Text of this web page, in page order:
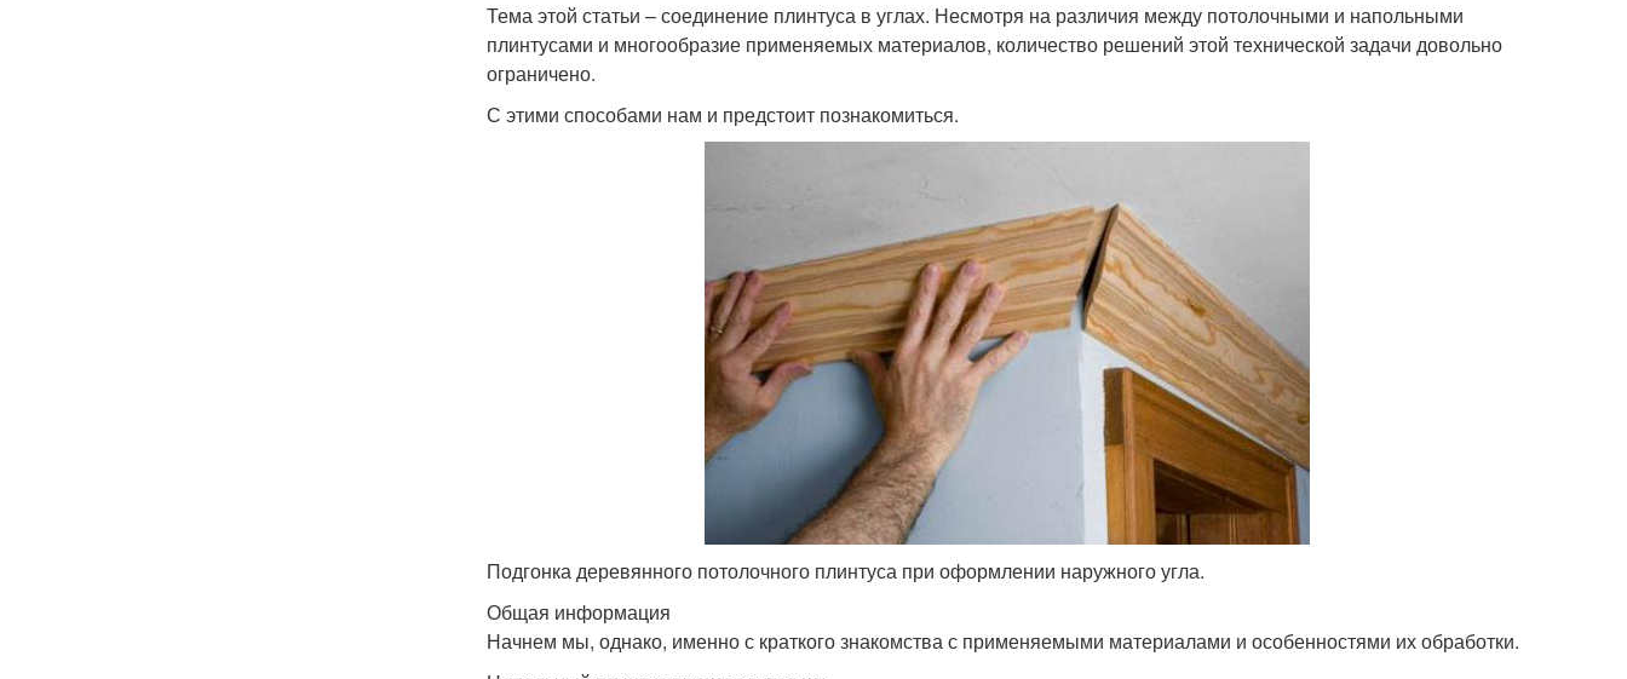
Тема этой статьи – соединение плинтуса в углах. Несмотря на различия между потолочными и напольными
плинтусами и многообразие применяемых материалов, количество решений этой технической задачи довольно
ограничено.
С этими способами нам и предстоит познакомиться.
Подгонка деревянного потолочного плинтуса при оформлении наружного угла.
Общая информация
Начнем мы, однако, именно с краткого знакомства с применяемыми материалами и особенностями их обработки.